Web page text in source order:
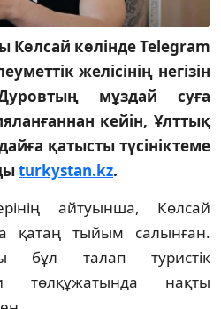
көлінде Telegram
желісінің негізін
мұздай суға
кейін, Ұлттық
қатысты түсініктеме
turkystan.kz.
айтуынша, Көлсай
қатаң тыйым салынған.
бұл талап туристік
төлқұжатында нақты